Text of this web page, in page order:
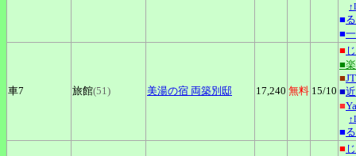
■
■
車7 旅館(51) 美湯の宿 両築別邸 17,240 無料 15/10
■
■
■
■
■
■
■